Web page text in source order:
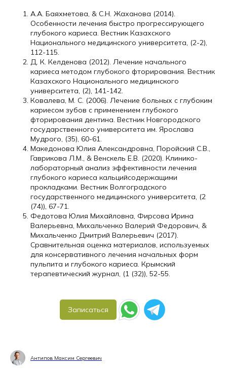
А.А. Баяхметова, & С.Н. Жаханова (2014).
Особенности лечения быстро прогрессирующего
глубокого кариеса. Вестник Казахского
Национального медицинского университета, (2-2),
112-115.
Д. К. Келденова (2012). Лечение начального
кариеса методом глубокого фторирования. Вестник
Казахского Национального медицинского
университета, (2), 141-142.
Ковалева, М. С. (2006). Лечение больных с глубоким
кариесом зубов с применением глубокого
фторирования дентина. Вестник Новгородского
государственного университета им. Ярослава
Мудрого, (35), 60-61.
Македонова Юлия Александровна, Поройский С.В.,
Гаврикова Л.М., & Венскель Е.В. (2020). Клинико-
лабораторный анализ эффективности лечения
глубокого кариеса кальцийсодержащими
прокладками. Вестник Волгоградского
государственного медицинского университета, (2
(74)), 67-71.
Федотова Юлия Михайловна, Фирсова Ирина
Валерьевна, Михальченко Валерий Федорович, &
Михальченко Дмитрий Валерьевич (2017).
Сравнительная оценка материалов, используемых
для консервативного лечения начальных форм
пульпита и глубокого кариеса. Крымский
терапевтический журнал, (1 (32)), 52-55.
Записаться
Антипов Максим Сергеевич